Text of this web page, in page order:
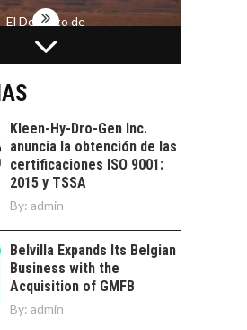
El Desierto de
Atacama: Motor
Estratégico para el
LA INDUSTRIA
CHILENA
AL DESAFÍO
SOSTENIBILIDAD
chilena: un
estratégico ante
reto ineludible de…
DE RIESGO
STARTUPS Y
NEGOCIOS
de riesgo en
Kleen-Hy-Dro-Gen Inc.
anuncia la obtención de las
certificaciones ISO 9001:
2015 y TSSA
By: admin
Belvilla Expands Its Belgian
Business with the
Acquisition of GMFB
By: admin